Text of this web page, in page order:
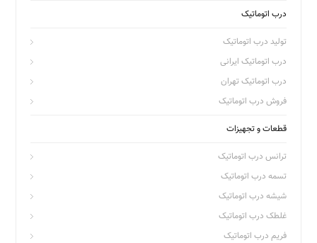
درب اتوماتیک
تولید درب اتوماتیک
درب اتوماتیک ایرانی
درب اتوماتیک تهران
فروش درب اتوماتیک
قطعات و تجهیزات
ترانس درب اتوماتیک
تسمه درب اتوماتیک
شیشه درب اتوماتیک
غلطک درب اتوماتیک
فریم درب اتوماتیک